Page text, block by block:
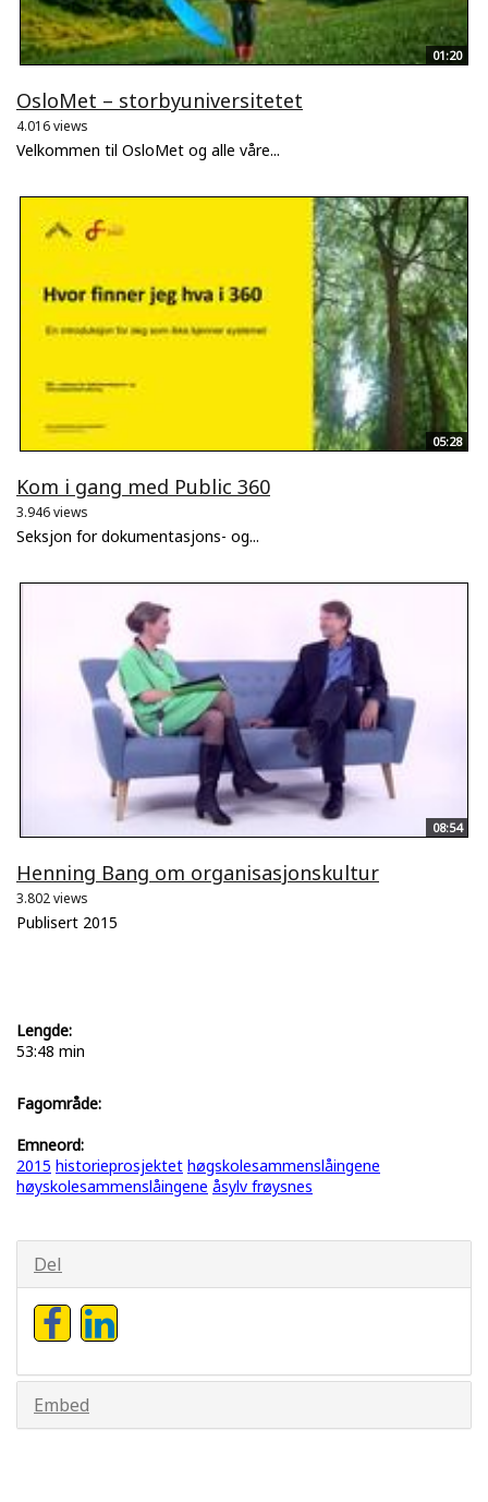
01:20
OsloMet – storbyuniversitetet
4.016 views
Velkommen til OsloMet og alle våre...
05:28
Kom i gang med Public 360
3.946 views
Seksjon for dokumentasjons- og...
08:54
Henning Bang om organisasjonskultur
3.802 views
Publisert 2015
Lengde:
53:48 min
Fagområde:
Emneord:
2015 historieprosjektet høgskolesammenslåingene
høyskolesammenslåingene åsylv frøysnes
Del
Embed